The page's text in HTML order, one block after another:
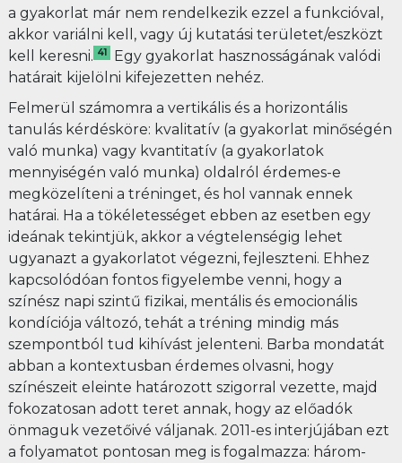
a gyakorlat már nem rendelkezik ezzel a funkcióval,
akkor variálni kell, vagy új kutatási területet/eszközt
kell keresni. 41
Egy gyakorlat hasznosságának valódi
határait kijelölni kifejezetten nehéz.
Felmerül számomra a vertikális és a horizontális
tanulás kérdésköre: kvalitatív (a gyakorlat minőségén
való munka) vagy kvantitatív (a gyakorlatok
mennyiségén való munka) oldalról érdemes-e
megközelíteni a tréninget, és hol vannak ennek
határai. Ha a tökéletességet ebben az esetben egy
ideának tekintjük, akkor a végtelenségig lehet
ugyanazt a gyakorlatot végezni, fejleszteni. Ehhez
kapcsolódóan fontos figyelembe venni, hogy a
színész napi szintű fizikai, mentális és emocionális
kondíciója változó, tehát a tréning mindig más
szempontból tud kihívást jelenteni. Barba mondatát
abban a kontextusban érdemes olvasni, hogy
színészeit eleinte határozott szigorral vezette, majd
fokozatosan adott teret annak, hogy az előadók
önmaguk vezetőivé váljanak. 2011-es interjújában ezt
a folyamatot pontosan meg is fogalmazza: három-